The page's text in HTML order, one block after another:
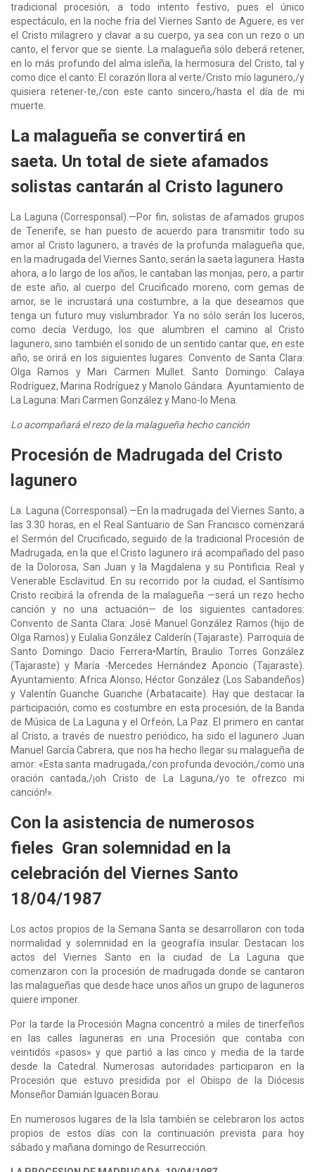
tradicional procesión, a todo intento festivo, pues el único
espectáculo, en la noche fría del Viernes Santo de Aguere, es ver
el Cristo milagrero y clavar a su cuerpo, ya sea con un rezo o un
canto, el fervor que se siente. La malagueña sólo deberá retener,
en lo más profundo del alma isleña, la hermosura del Cristo, tal y
como dice el canto: El corazón llora al verte/Cristo mío lagunero,/y
quisiera retener-te,/con este canto sincero,/hasta el día de mi
muerte.
La malagueña se convertirá en
saeta. Un total de siete afamados
solistas cantarán al Cristo lagunero
La Laguna (Corresponsal).—Por fin, solistas de afamados grupos
de Tenerife, se han puesto de acuerdo para transmitir todo su
amor al Cristo lagunero, a través de la profunda malagueña que,
en la madrugada del Viernes Santo, serán la saeta lagunera. Hasta
ahora, a lo largo de los años, le cantaban las monjas, pero, a partir
de este año, al cuerpo del Crucificado moreno, com gemas de
amor, se le incrustará una costumbre, a la que deseamos que
tenga un futuro muy vislumbrador. Ya no sólo serán los luceros,
como decía Verdugo, los que alumbren el camino al Cristo
lagunero, sino también el sonido de un sentido cantar que, en este
año, se orirá en los siguientes lugares: Convento de Santa Clara:
Olga Ramos y Mari Carmen Mullet. Santo Domingo: Calaya
Rodríguez, Marina Rodríguez y Manolo Gándara. Ayuntamiento de
La Laguna: Mari Carmen González y Mano-lo Mena.
Lo acompañará el rezo de la malagueña hecho canción
Procesión de Madrugada del Cristo
lagunero
La. Laguna (Corresponsal).—En la madrugada del Viernes Santo, a
las 3.30 horas, en el Real Santuario de San Francisco comenzará
el Sermón del Crucificado, seguido de la tradicional Procesión de
Madrugada, en la que el Cristo lagunero irá acompañado del paso
de la Dolorosa, San Juan y la Magdalena y su Pontificia. Real y
Venerable Esclavitud. En su recorrido por la ciudad, el Santísimo
Cristo recibirá la ofrenda de la malagueña —será un rezo hecho
canción y no una actuación— de los siguientes cantadores:
Convento de Santa Clara: José Manuel González Ramos (hijo de
Olga Ramos) y Eulalia González Calderín (Tajaraste). Parroquia de
Santo Domingo: Dacio Ferrera•Martín, Braulio Torres González
(Tajaraste) y María -Mercedes Hernández Aponcio (Tajaraste).
Ayuntamiento: Africa Alonso, Héctor González (Los Sabandeños)
y Valentín Guanche Guanche (Arbatacaite). Hay que destacar la
participación, como es costumbre en esta procesión, de la Banda
de Música de La Laguna y el Orfeón, La Paz. El primero en cantar
al Cristo, a través de nuestro periódico, ha sido el lagunero Juan
Manuel García Cabrera, que nos ha hecho llegar su malagueña de
amor: «Esta santa madrugada,/con profunda devoción,/como una
oración cantada,/¡oh Cristo de La Laguna,/yo te ofrezco mi
canción!».
Con la asistencia de numerosos
fieles Gran solemnidad en la
celebración del Viernes Santo
18/04/1987
Los actos propios de la Semana Santa se desarrollaron con toda
normalidad y solemnidad en la geografía insular. Destacan los
actos del Viernes Santo en la ciudad de La Laguna que
comenzaron con la procesión de madrugada donde se cantaron
las malagueñas que desde hace unos años un grupo de laguneros
quiere imponer.
Por la tarde la Procesión Magna concentró a miles de tinerfeños
en las calles laguneras en una Procesión que contaba con
veintidós «pasos» y que partió a las cinco y media de la tarde
desde la Catedral. Numerosas autoridades participaron en la
Procesión que estuvo presidida por el Obispo de la Diócesis
Monseñor Damián Iguacen Borau.
En numerosos lugares de la Isla también se celebraron los actos
propios de estos días con la continuación prevista para hoy
sábado y mañana domingo de Resurrección.